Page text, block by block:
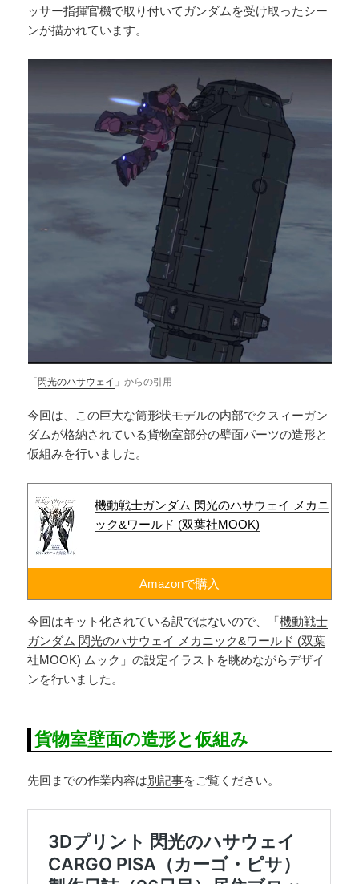
ッサー指揮官機で取り付いてガンダムを受け取ったシー
ンが描かれています。
「閃光のハサウェイ」からの引用
今回は、この巨大な筒形状モデルの内部でクスィーガン
ダムが格納されている貨物室部分の壁面パーツの造形と
仮組みを行いました。
機動戦士ガンダム 閃光のハサウェイ メカニ
ック&ワールド (双葉社MOOK)
Amazonで購入
今回はキット化されている訳ではないので、「機動戦士
ガンダム 閃光のハサウェイ メカニック&ワールド (双葉
社MOOK) ムック 」の設定イラストを眺めながらデザイ
ンを行いました。
貨物室壁面の造形と仮組み
先回までの作業内容は別記事をご覧ください。